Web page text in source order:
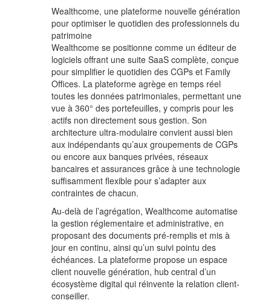
Wealthcome, une plateforme nouvelle génération
pour optimiser le quotidien des professionnels du
patrimoine
Wealthcome se positionne comme un éditeur de
logiciels offrant une suite SaaS complète, conçue
pour simplifier le quotidien des CGPs et Family
Offices. La plateforme agrège en temps réel
toutes les données patrimoniales, permettant une
vue à 360° des portefeuilles, y compris pour les
actifs non directement sous gestion. Son
architecture ultra-modulaire convient aussi bien
aux indépendants qu’aux groupements de CGPs
ou encore aux banques privées, réseaux
bancaires et assurances grâce à une technologie
suffisamment flexible pour s’adapter aux
contraintes de chacun.
Au-delà de l’agrégation, Wealthcome automatise
la gestion réglementaire et administrative, en
proposant des documents pré-remplis et mis à
jour en continu, ainsi qu’un suivi pointu des
échéances. La plateforme propose un espace
client nouvelle génération, hub central d’un
écosystème digital qui réinvente la relation client-
conseiller.